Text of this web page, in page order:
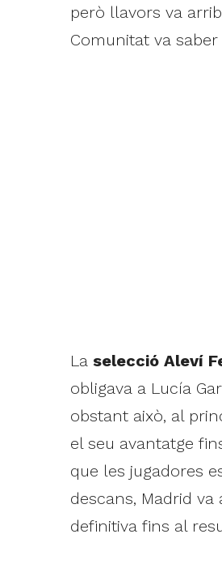
però llavors va
Comunitat va
La selecció Aleví
obligava a Lucía
obstant això, al
el seu avantatge
que les jugadores
descans, Madrid
definitiva fins al